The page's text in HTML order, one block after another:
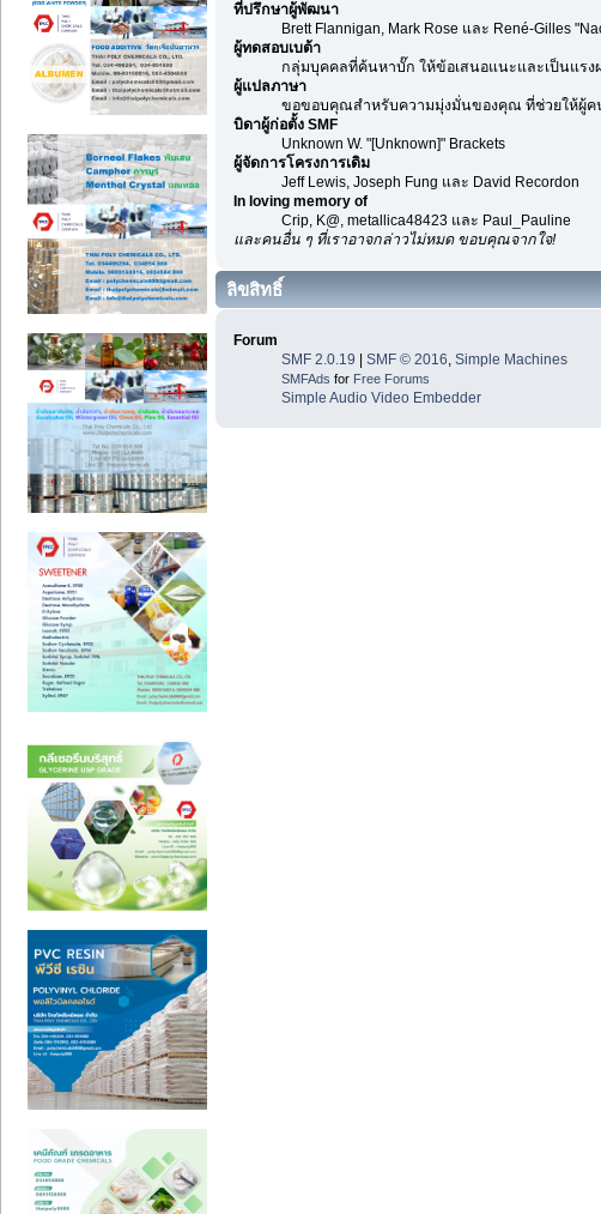
ที่ปรึกษาผู้พัฒนา
Brett Flannigan, Mark Rose และ René-Gilles
ผู้ทดสอบเบต้า
กลุ่มบุคคลที่ค้นหาบั๊ก ให้ข้อเสนอแนะและเป็นแร
ผู้แปลภาษา
ขอขอบคุณสำหรับความมุ่งมั่นของคุณ ที่ช่วยให้ผู้ค
บิดาผู้ก่อตั้ง SMF
Unknown W. "[Unknown]" Brackets
ผู้จัดการโครงการเดิม
Jeff Lewis, Joseph Fung และ David Recordon
In loving memory of
Crip, K@, metallica48423 และ Paul_Pauline
และคนอื่น ๆ ที่เราอาจกล่าวไม่หมด ขอบคุณจากใจ!
ลิขสิทธิ์
Forum
SMF 2.0.19 | SMF © 2016 Simple Machines
SMFAds for Free Forums
Simple Audio Video Embedder